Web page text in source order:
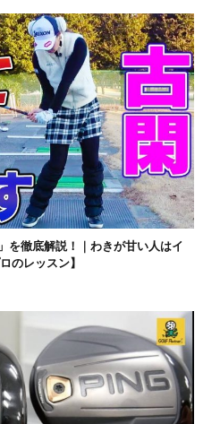
を徹底解説！｜わきが甘い人はイ
のレッスン】